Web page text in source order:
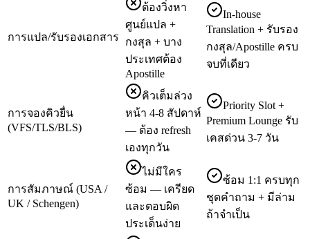
การแปล/รับรองเอกสาร
ต้องวิ่งหา
ศูนย์แปล +
กงสุล + บาง
ประเทศต้อง
Apostille
In-house
Translation + รับรอง
กงสุล/Apostille ครบ
จบที่เดียว
การจองคิวยื่น
(VFS/TLS/BLS)
คิวเต็มล่วง
หน้า 4-8 สัปดาห์
— ต้อง refresh
เองทุกวัน
Priority Slot +
Premium Lounge รับ
เคสด่วน 3-7 วัน
การสัมภาษณ์ (USA /
UK / Schengen)
ไม่มีใคร
ซ้อม — เครียด
และตอบผิด
ประเด็นง่าย
ซ้อม 1:1 ครบทุก
ชุดคำถาม + มีล่าม
ถ้าจำเป็น